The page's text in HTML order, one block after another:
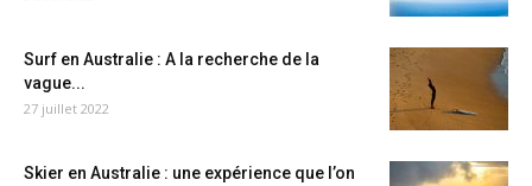
Surf en Australie : A la recherche de la
vague...
27 juillet 2022
Skier en Australie : une expérience que l’on